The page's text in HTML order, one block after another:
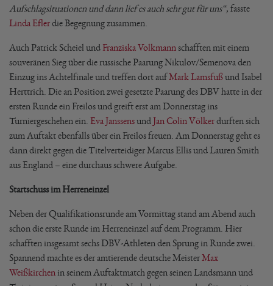
Aufschlagsituationen und dann lief es auch sehr gut für uns“, fasste
Linda Eflerdie Begegnung zusammen.
Auch Patrick Scheiel und Franziska Volkmann schafften mit einem
souveränen Sieg über die russische Paarung Nikulov/Semenova den
Einzug ins Achtelfinale und treffen dort aufMark Lamsfußund Isabel
Herttrich. Die an Position zwei gesetzte Paarung des DBV hatte in der
ersten Runde ein Freilos und greift erst am Donnerstag ins
Turniergeschehen ein. Eva Janssensund Jan Colin Völkerdurften sich
zum Auftakt ebenfalls über ein Freilos freuen. Am Donnerstag geht es
dann direkt gegen die Titelverteidiger Marcus Ellis und Lauren Smith
aus England – eine durchaus schwere Aufgabe.
Startschuss im Herreneinzel
Neben der Qualifikationsrunde am Vormittag stand am Abend auch
schon die erste Runde im Herreneinzel auf dem Programm. Hier
schafften insgesamt sechs DBV-Athleten den Sprung in Runde zwei.
Spannend machte es der amtierende deutsche MeisterMax
Weißkirchen in seinem Auftaktmatch gegen seinen Landsmann und